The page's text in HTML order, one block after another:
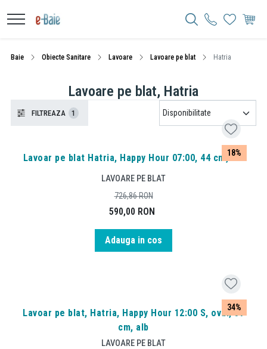
Baie Obiecte Sanitare Lavoare Lavoare pe blat Hatria
Lavoare pe blat, Hatria
FILTREAZA 1
18%
Lavoar pe blat Hatria, Happy Hour 07:00, 44 cm, alb
LAVOARE PE BLAT
590,00 RON
726,86RON
Adauga in cos
34%
Lavoar pe blat, Hatria, Happy Hour 12:00 S, oval, 57
cm, alb
LAVOARE PE BLAT